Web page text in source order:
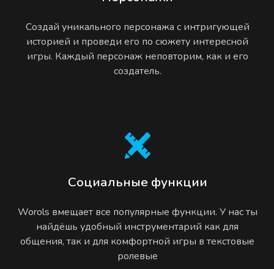
Создай уникального персонажа с интригующей
историей и проведи его по сюжету интересной
игры. Каждый персонаж неповторим, как и его
создатель.
Социальные функции
Worols вмещает все популярные функции. У нас ты
найдёшь удобный инструментарий как для
общения, так и для комфортной игры в текстовые
ролевые